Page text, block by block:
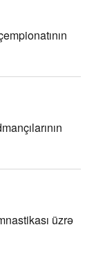
üzrə